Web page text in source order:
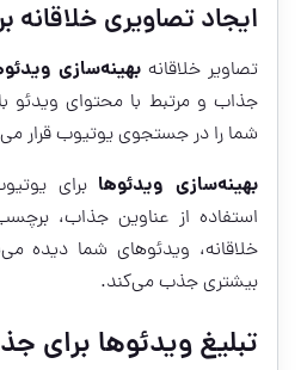
ایجاد تصاویری خلاقانه
تصاویر خلاقانهبهینه‌سازی
جذاب و مرتبط با محتوای ویدئو
شما را در جستجوی یوتیوب قرار
بهینه‌سازی ویدئوها برای
استفاده از عناوین جذاب،
خلاقانه، ویدئوهای شما دیده
بیشتری جذب می‌کند.
تبلیغ ویدئوها برای